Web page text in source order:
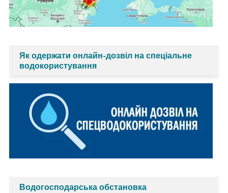
Як одержати онлайн-дозвіл на спеціальне
водокористування
Водогосподарська обстановка